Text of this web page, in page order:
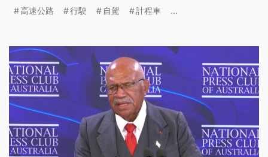
高速公路 行駛 自駕 計程車 ...